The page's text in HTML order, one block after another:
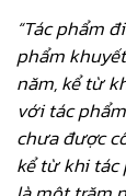
“Tác phẩm
phẩm
năm, kể từ
với tác
chưa được
kể từ khi